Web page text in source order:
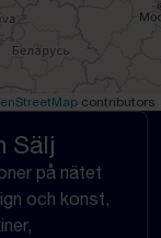
contributors
Sälj
på nätet
och konst,